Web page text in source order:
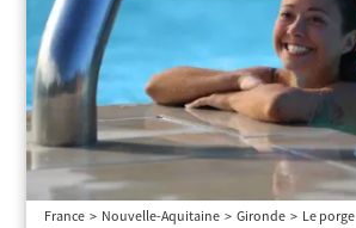
France Nouvelle-Aquitaine Gironde
Le porge